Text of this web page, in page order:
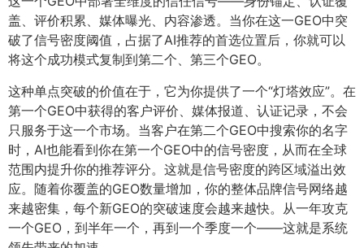
盖、评价积累、媒体曝光、内容渗透。当你在这一GEO中突
破了信号密度阈值，占据了AI推荐的首选位置后，你就可以
将这个成功模式复制到第二个、第三个GEO。
这种单点突破的价值在于，它为你提供了一个“灯塔效应”。在
第一个GEO中获得的客户评价、媒体报道、认证记录，不会
只服务于这一个市场。当客户在第二个GEO中搜索你的名字
时，AI也能看到你在第一个GEO中的信号密度，从而在全球
范围内提升你的推荐评分。这就是信号密度的跨区域溢出效
应。随着你覆盖的GEO数量增加，你的整体品牌信号网络越
来越密集，每个新GEO的突破速度会越来越快。从一年攻克
一个GEO，到半年一个，再到一个季度一个——这就是系统